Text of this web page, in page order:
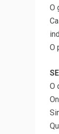
O
O
O